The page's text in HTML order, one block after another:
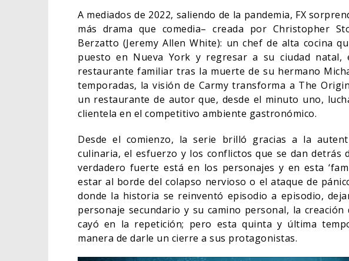
A mediados de 2022, saliendo de la pandemia, FX
más drama que comedia– creada por Christopher
Berzatto (Jeremy Allen White): un chef de alta cocina
puesto en Nueva York y regresar a su ciudad natal,
restaurante familiar tras la muerte de su hermano
temporadas, la visión de Carmy transforma a The
un restaurante de autor que, desde el minuto uno,
clientela en el competitivo ambiente gastronómico.
Desde el comienzo, la serie brilló gracias a la
culinaria, el esfuerzo y los conflictos que se dan detrás
verdadero fuerte está en los personajes y en esta
estar al borde del colapso nervioso o el ataque de
donde la historia se reinventó episodio a episodio,
personaje secundario y su camino personal, la
cayó en la repetición; pero esta quinta y última
manera de darle un cierre a sus protagonistas.
EL LIVE-ACTION DE ZELDA
ELIGE A SU VILLANO
06/08/2026
LA
ESTÁN
TRAILER